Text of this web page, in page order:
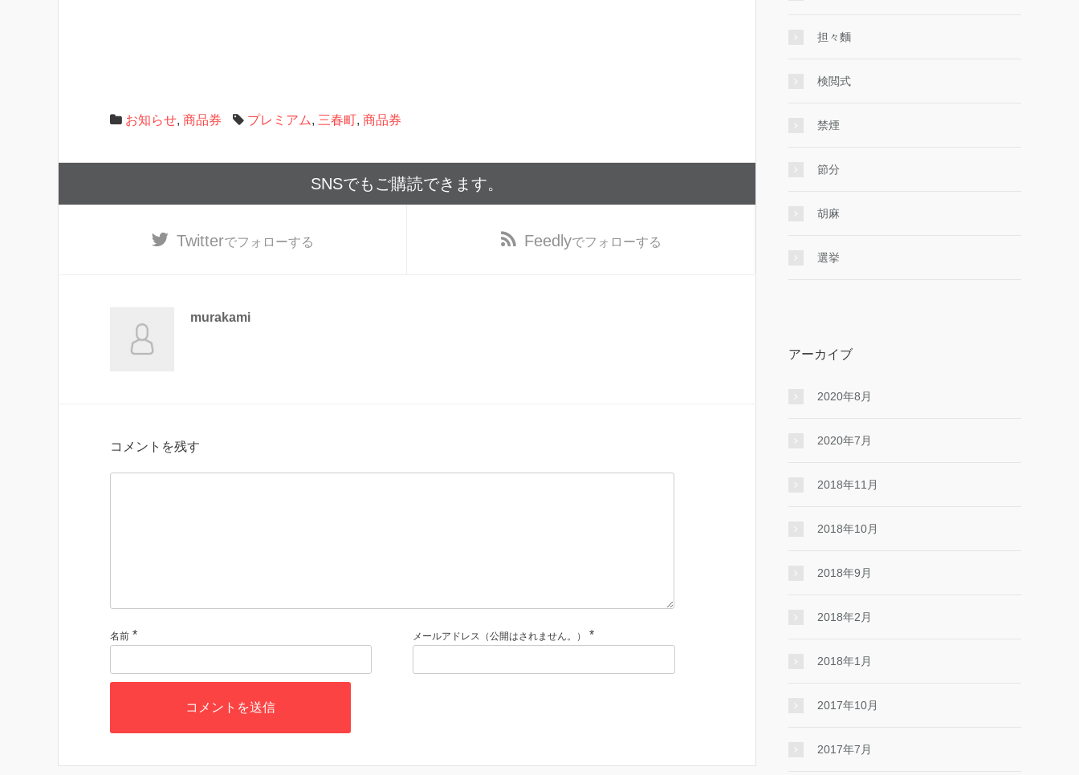
お知らせ, 商品券 プレミアム, 三春町, 商品券
SNSでもご購読できます。
Twitterでフォローする Feedlyでフォローする
murakami
コメントを残す
名前 * メールアドレス（公開はされません。） *
担々麵
検閲式
禁煙
節分
胡麻
選挙
アーカイブ
2020年8月
2020年7月
2018年11月
2018年10月
2018年9月
2018年2月
2018年1月
2017年10月
2017年7月